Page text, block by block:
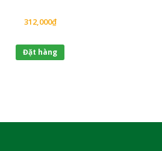
312,000₫
Đặt hàng